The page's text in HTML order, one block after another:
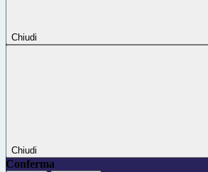
Chiudi
Chiudi
Conferma